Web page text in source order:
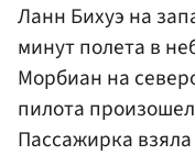
Ланн Бихуэ на
минут полета в
Морбиан на
пилота
Пассажирка